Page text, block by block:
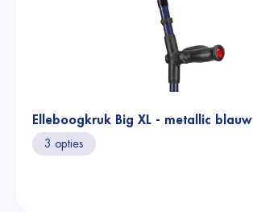
Elleboogkruk Big XL - metallic blauw
3 opties